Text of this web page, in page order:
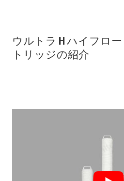
ウルトラ H ハイフロ
トリッジの紹介